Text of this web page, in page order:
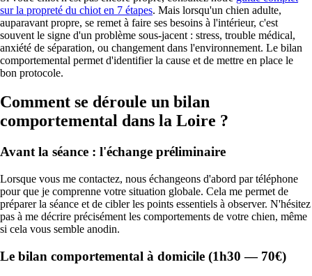
sur la propreté du chiot en 7 étapes. Mais lorsqu'un chien adulte,
auparavant propre, se remet à faire ses besoins à l'intérieur, c'est
souvent le signe d'un problème sous-jacent : stress, trouble médical,
anxiété de séparation, ou changement dans l'environnement. Le bilan
comportemental permet d'identifier la cause et de mettre en place le
bon protocole.
Comment se déroule un bilan
comportemental dans la Loire ?
Avant la séance : l'échange préliminaire
Lorsque vous me contactez, nous échangeons d'abord par téléphone
pour que je comprenne votre situation globale. Cela me permet de
préparer la séance et de cibler les points essentiels à observer. N'hésitez
pas à me décrire précisément les comportements de votre chien, même
si cela vous semble anodin.
Le bilan comportemental à domicile (1h30 — 70€)